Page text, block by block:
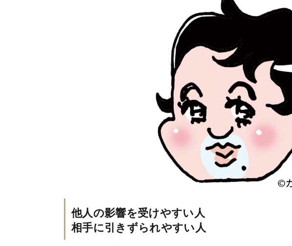
他人の影響を受けやすい人
相手に引きずられやすい人